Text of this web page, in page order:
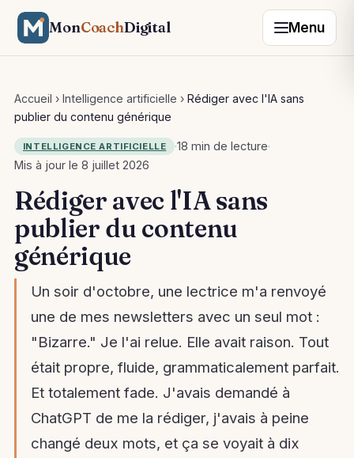
MonCoachDigital Menu
Accueil › Intelligence artificielle › Rédiger avec l'IA sans
publier du contenu générique
INTELLIGENCE ARTIFICIELLE ·18 min de lecture·
Mis à jour le 8 juillet 2026
Rédiger avec l'IA sans
publier du contenu
générique
Un soir d'octobre, une lectrice m'a renvoyé
une de mes newsletters avec un seul mot :
"Bizarre." Je l'ai relue. Elle avait raison. Tout
était propre, fluide, grammaticalement parfait.
Et totalement fade. J'avais demandé à
ChatGPT de me la rédiger, j'avais à peine
changé deux mots, et ça se voyait à dix